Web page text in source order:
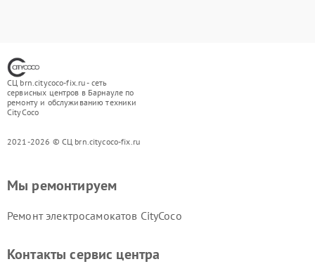
СЦ brn.citycoco-fix.ru - сеть
сервисных центров в Барнауле по
ремонту и обслуживанию техники
CityCoco
2021-2026 © СЦ brn.citycoco-fix.ru
Мы ремонтируем
Ремонт электросамокатов CityCoco
Контакты сервис центра